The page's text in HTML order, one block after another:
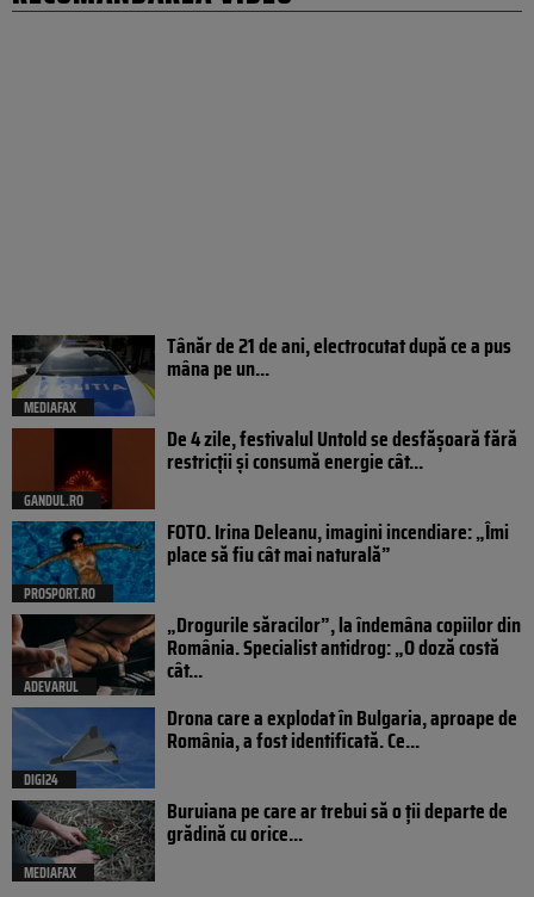
MEDIAFAX
Tânăr de 21 de ani, electrocutat după ce a pus
mâna pe un...
GANDUL.RO
De 4 zile, festivalul Untold se desfășoară fără
restricții și consumă energie cât...
PROSPORT.RO
FOTO. Irina Deleanu, imagini incendiare: „Îmi
place să fiu cât mai naturală”
ADEVARUL
„Drogurile săracilor”, la îndemâna copiilor din
România. Specialist antidrog: „O doză costă
cât...
DIGI24
Drona care a explodat în Bulgaria, aproape de
România, a fost identificată. Ce...
MEDIAFAX
Buruiana pe care ar trebui să o ții departe de
grădină cu orice...